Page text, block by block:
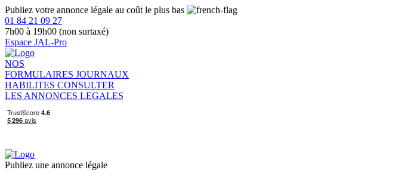
Publiez votre annonce légale au coût le plus bas
01 84 21 09 27
7h00 à 19h00 (non surtaxé)
Espace JAL-Pro
NOS
FORMULAIRES JOURNAUX
HABILITES CONSULTER
LES ANNONCES LEGALES
Publiez une annonce légale